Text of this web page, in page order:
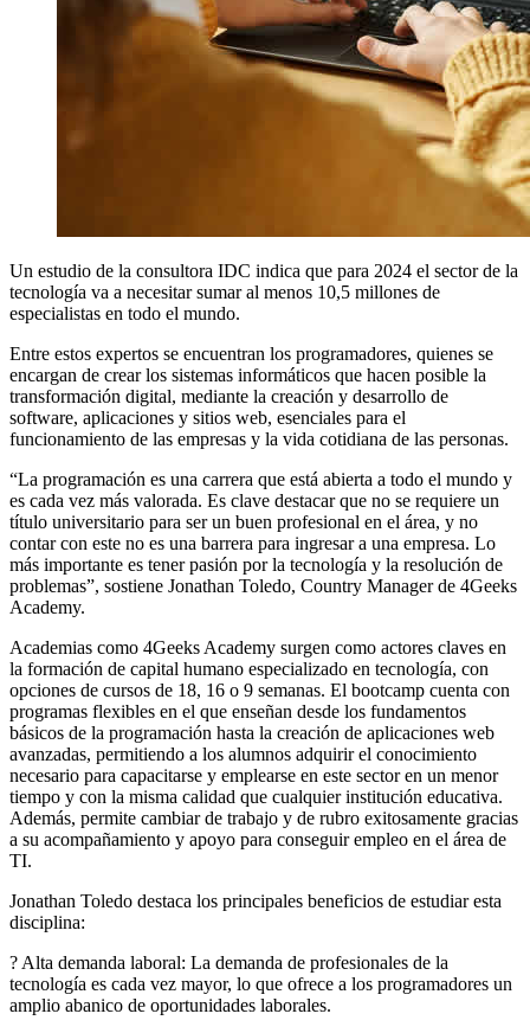
Un estudio de la consultora IDC indica que para 2024 el sector de la
tecnología va a necesitar sumar al menos 10,5 millones de
especialistas en todo el mundo.
Entre estos expertos se encuentran los programadores, quienes se
encargan de crear los sistemas informáticos que hacen posible la
transformación digital, mediante la creación y desarrollo de
software, aplicaciones y sitios web, esenciales para el
funcionamiento de las empresas y la vida cotidiana de las personas.
“La programación es una carrera que está abierta a todo el mundo y
es cada vez más valorada. Es clave destacar que no se requiere un
título universitario para ser un buen profesional en el área, y no
contar con este no es una barrera para ingresar a una empresa. Lo
más importante es tener pasión por la tecnología y la resolución de
problemas”, sostiene Jonathan Toledo, Country Manager de 4Geeks
Academy.
Academias como 4Geeks Academy surgen como actores claves en
la formación de capital humano especializado en tecnología, con
opciones de cursos de 18, 16 o 9 semanas. El bootcamp cuenta con
programas flexibles en el que enseñan desde los fundamentos
básicos de la programación hasta la creación de aplicaciones web
avanzadas, permitiendo a los alumnos adquirir el conocimiento
necesario para capacitarse y emplearse en este sector en un menor
tiempo y con la misma calidad que cualquier institución educativa.
Además, permite cambiar de trabajo y de rubro exitosamente gracias
a su acompañamiento y apoyo para conseguir empleo en el área de
TI.
Jonathan Toledo destaca los principales beneficios de estudiar esta
disciplina:
? Alta demanda laboral: La demanda de profesionales de la
tecnología es cada vez mayor, lo que ofrece a los programadores un
amplio abanico de oportunidades laborales.